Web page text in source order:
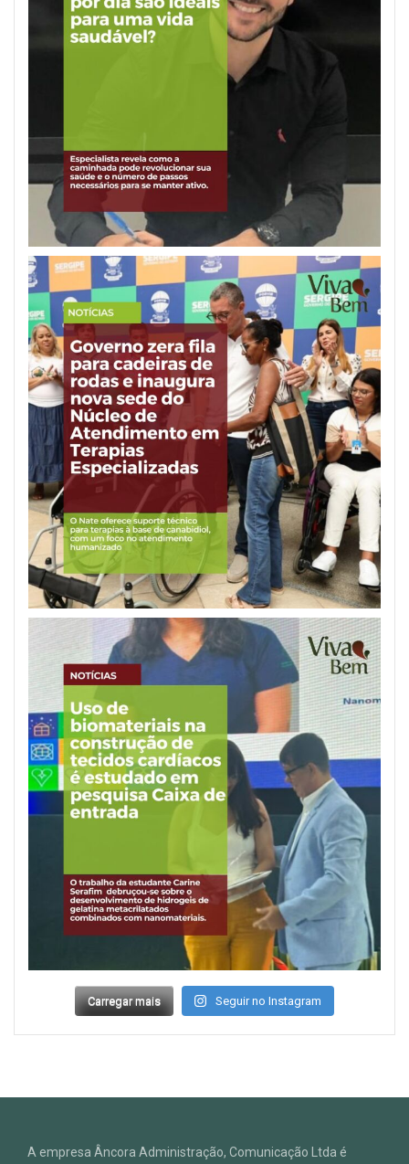
Carregar mais Seguir no Instagram
A empresa Âncora Administração, Comunicação Ltda é